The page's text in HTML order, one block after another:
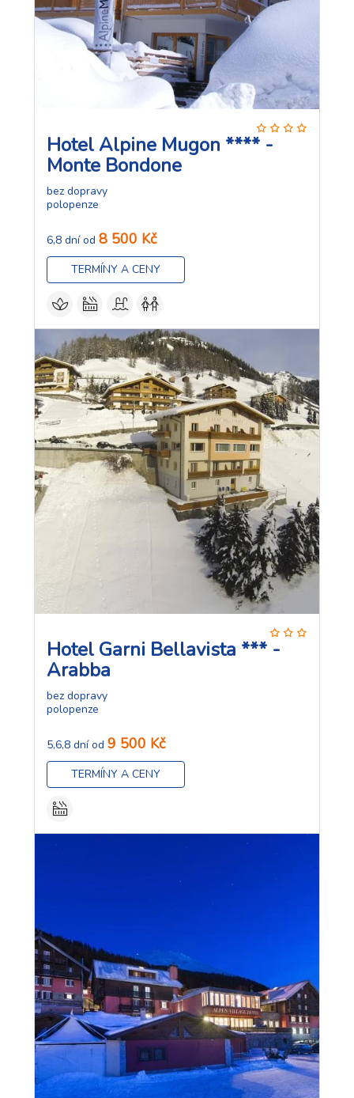
Hotel Alpine Mugon **** -
Monte Bondone
bez dopravy
polopenze
6,8 dní od 8 500 Kč
TERMÍNY A CENY
Hotel Garni Bellavista *** -
Arabba
bez dopravy
polopenze
5,6,8 dní od 9 500 Kč
TERMÍNY A CENY